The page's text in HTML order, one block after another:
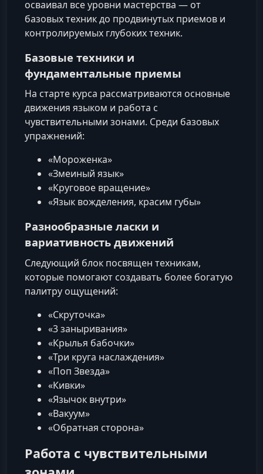
осваивал все уровни мастерства — от
базовых техник до продвинутых приемов и
контролируемых глубоких техник.
Базовые техники и
фундаментальные приемы
На старте курса рассматриваются основные
движения языком и работа с
чувствительными зонами. Среди базовых
упражнений:
«Мороженка»
«Змеиный язык»
«Круговое вращение»
«Язык вожделения, красим губы»
Разнообразные ласки и
вариативность движений
Следующий блок посвящен техникам,
которые помогают создавать более богатую
палитру ощущений:
«Скруточка»
«3 заныривания»
«Крылья бабочки»
«Три круга наслаждения»
«Поп Звезда»
«Кивки»
«Язычок внутри»
«Вакуум»
«Обратная сторона»
Работа с чувствительными